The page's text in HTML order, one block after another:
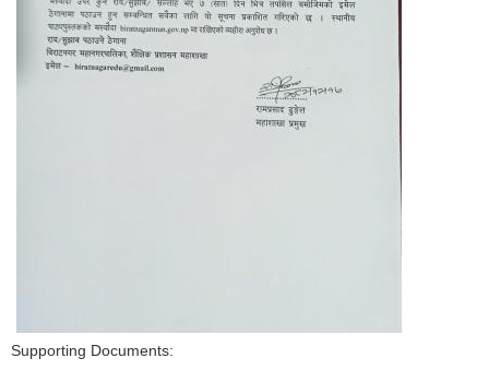
Supporting Documents: